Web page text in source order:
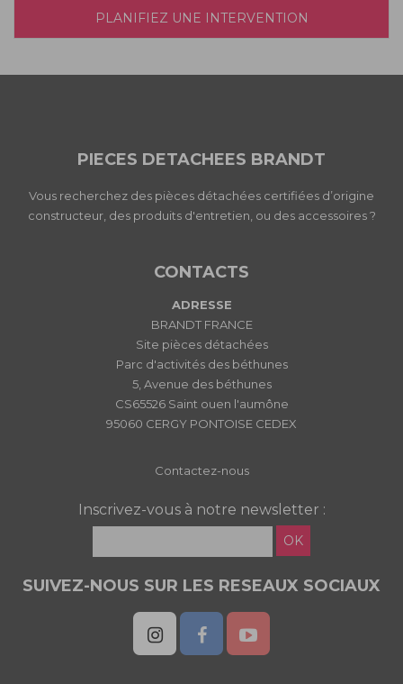
PLANIFIEZ UNE INTERVENTION
PIECES DETACHEES BRANDT
Vous recherchez des pièces détachées certifiées d’origine
constructeur, des produits d'entretien, ou des accessoires ?
CONTACTS
ADRESSE
BRANDT FRANCE
Site pièces détachées
Parc d'activités des béthunes
5, Avenue des béthunes
CS65526 Saint ouen l'aumône
95060 CERGY PONTOISE CEDEX
Contactez-nous
Inscrivez-vous à notre newsletter :
OK
SUIVEZ-NOUS SUR LES RESEAUX SOCIAUX